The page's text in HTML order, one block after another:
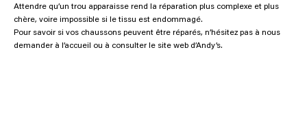
Attendre qu’un trou apparaisse rend la réparation plus complexe et plus
chère, voire impossible si le tissu est endommagé.
Pour savoir si vos chaussons peuvent être réparés, n’hésitez pas à nous
demander à l’accueil ou à consulter le site web d’Andy’s.